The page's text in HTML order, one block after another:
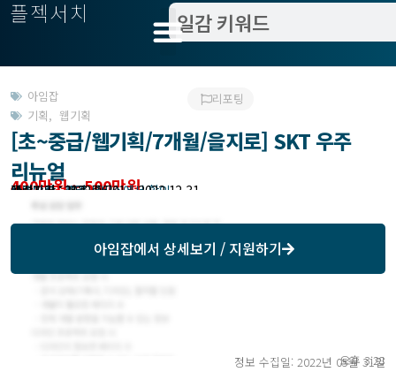
플젝서치
아임잡
기획, 웹기획
리포팅
[초~중급/웹기획/7개월/을지로] SKT 우주
리뉴얼
400만원 ~ 500만원
작업방식 : 프리
모집기한 : 해당 서비스에서 확인
예상기간 : 2022-06-01 ~ 2022-12-31
관련지역 : 서울 중구
아임잡에서 상세보기 / 지원하기
정보 수집일: 2022년 05월 31일
오후 3:28